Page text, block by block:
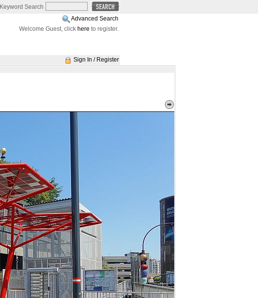
Keyword Search
Advanced Search
Welcome Guest, click here to register.
Sign In / Register